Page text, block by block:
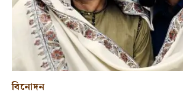
বিনোদন